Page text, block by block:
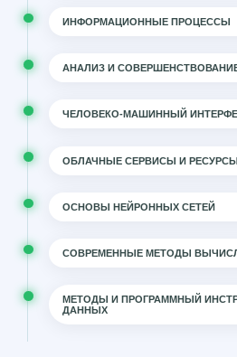
ИНФОРМАЦИОННЫЕ ПРОЦЕССЫ
АНАЛИЗ И
ЧЕЛОВЕКО-МАШИННЫЙ
ОБЛАЧНЫЕ СЕРВИСЫ И РЕСУРСЫ
ОСНОВЫ НЕЙРОННЫХ СЕТЕЙ
СОВРЕМЕННЫЕ МЕТОДЫ
МЕТОДЫ И ПРОГРАММНЫЙ
ДАННЫХ